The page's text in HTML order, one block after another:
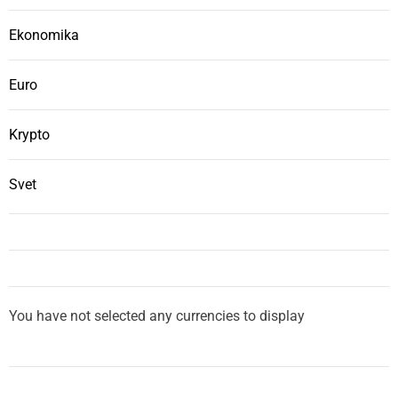
Ekonomika
Euro
Krypto
Svet
You have not selected any currencies to display